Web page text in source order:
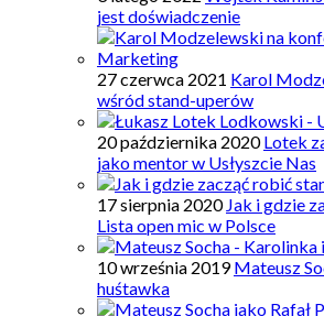
jest doświadczenie
27 czerwca 2021 Karol
wśród stand-uperów
20 października 2020 Lotek
jako mentor w Usłyszcie Nas
17 sierpnia 2020 Jak i gdzie
Lista open mic w Polsce
10 września 2019 Mateusz
huśtawka